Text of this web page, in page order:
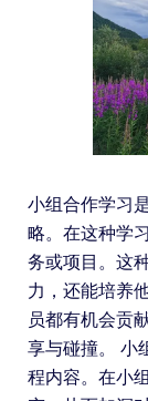
小组合作学习
略。在这种学
务或项目。这
力，还能培养
员都有机会贡
享与碰撞。 小
程内容。在小